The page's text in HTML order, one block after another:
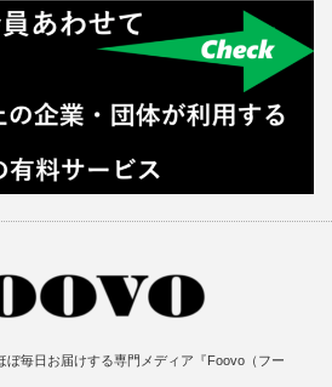
ぼ毎日お届けする専門メディア『Foovo（フー